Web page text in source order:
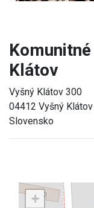
Klátov
Vyšný Klátov 300
04412 Vyšný Klátov
Slovensko
+